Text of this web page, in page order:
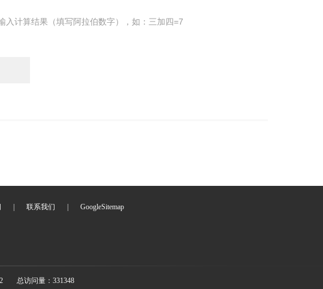
入计算结果（填写阿拉伯数字），如：三加四=7
联系我们 GoogleSitemap
总访问量：331348